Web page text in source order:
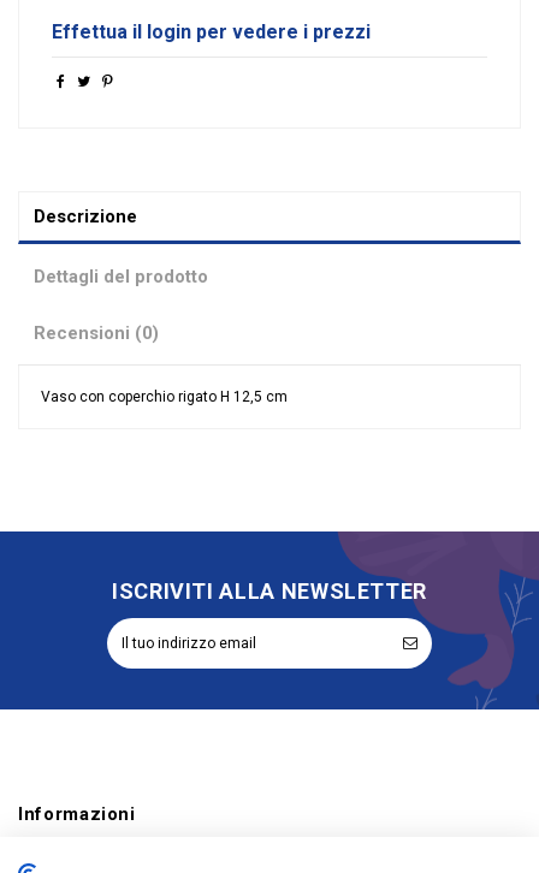
Effettua il login per vedere i prezzi
Descrizione
Dettagli del prodotto
Recensioni (0)
Vaso con coperchio rigato H 12,5 cm
ISCRIVITI ALLA NEWSLETTER
Informazioni
Account